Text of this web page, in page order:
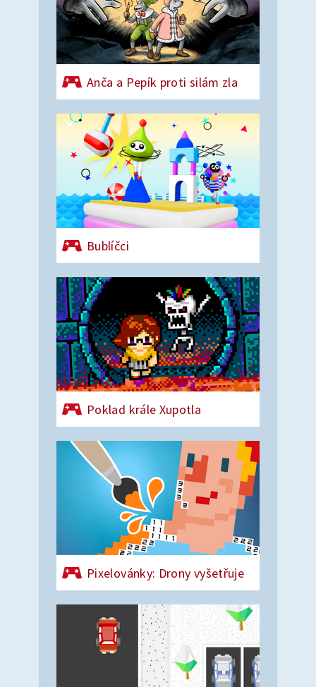
Anča a Pepík proti silám zla
Bublíčci
Poklad krále Xupotla
Pixelovánky: Drony vyšetřuje